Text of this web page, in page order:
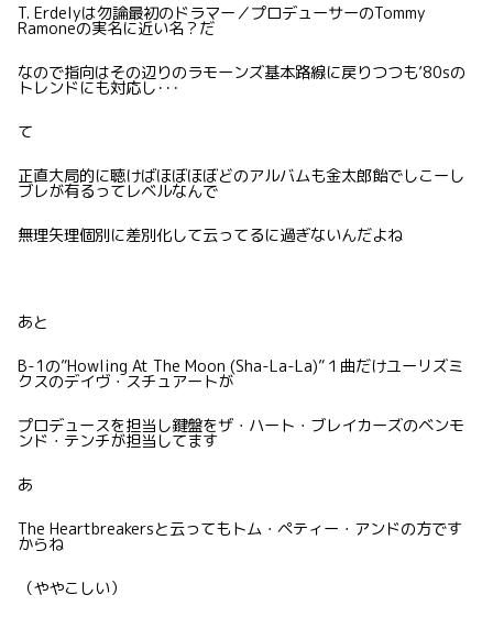
T. Erdelyは勿論最初のドラマー／プロデューサーのTommy
Ramoneの実名に近い名？だ
なので指向はその辺りのラモーンズ基本路線に戻りつつも’80sの
トレンドにも対応し･･･
て
正直大局的に聴けばほぼほぼどのアルバムも金太郎飴でしこーし
ブレが有るってレベルなんで
無理矢理個別に差別化して云ってるに過ぎないんだよね
あと
B-1の”Howling At The Moon (Sha-La-La)”１曲だけユーリズミ
クスのデイヴ・スチュアートが
プロデュースを担当し鍵盤をザ・ハート・ブレイカーズのベンモ
ンド・テンチが担当してます
あ
The Heartbreakersと云ってもトム・ペティー・アンドの方です
からね
（ややこしい）